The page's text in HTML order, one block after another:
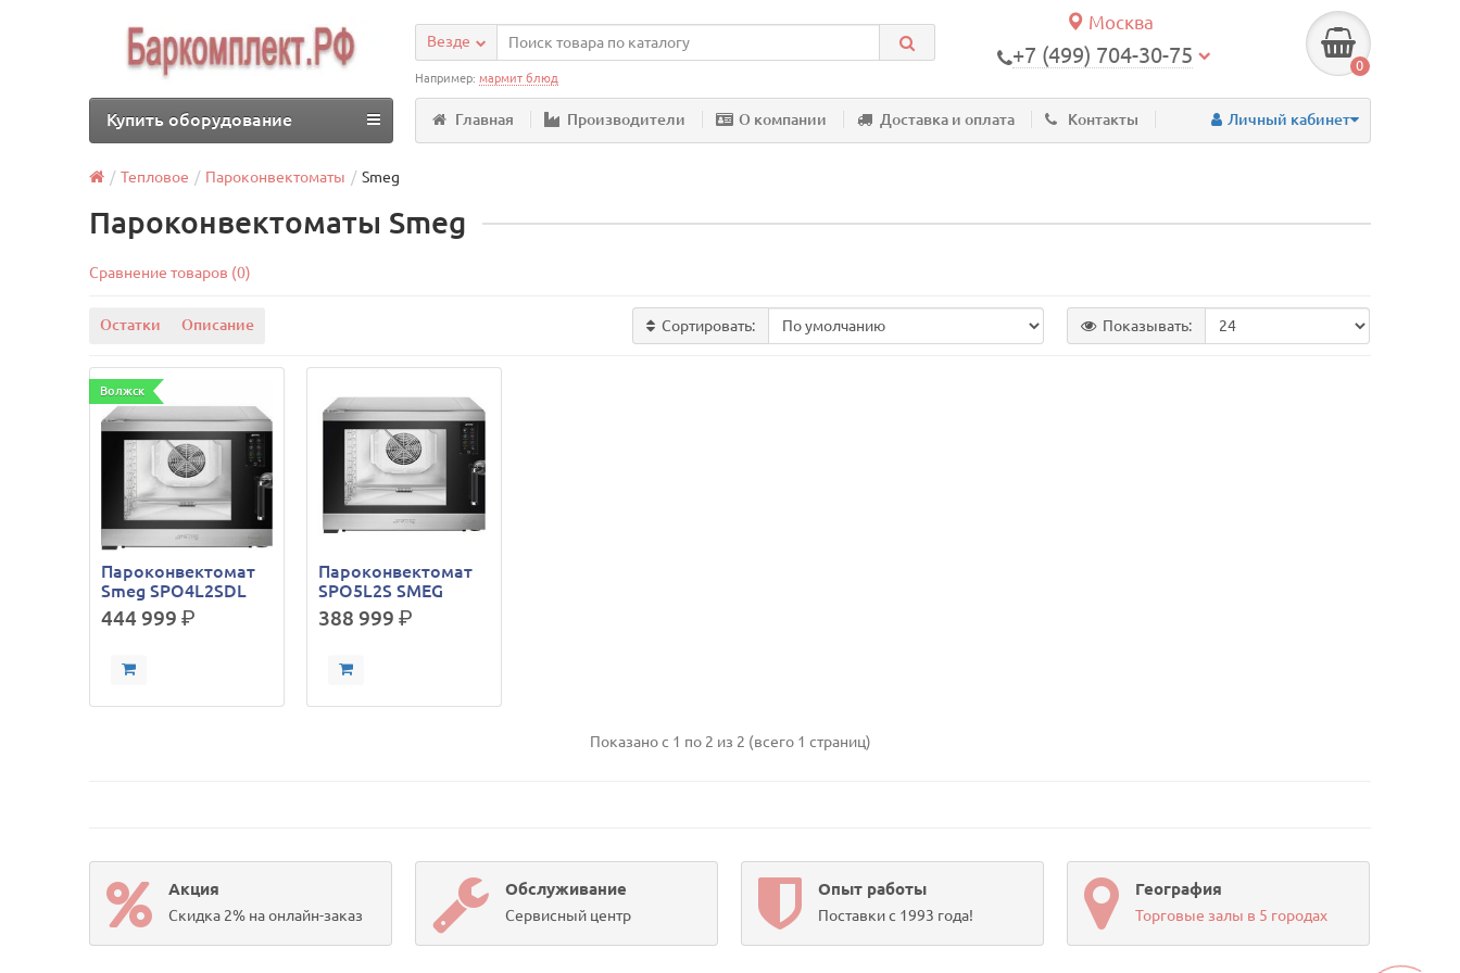
Москва
+7 (499) 704-30-75 0
Везде
Например:мармит блюд
Главная Производители О компании Доставка и оплата Контакты Личный кабинет
Купить оборудование
Тепловое Пароконвектоматы Smeg
Пароконвектоматы Smeg
Сравнение товаров (0)
Остатки Описание Сортировать: Показывать:
Волжск
Пароконвектомат
Smeg SPO4L2SDL
444 999р.
Пароконвектомат
SPO5L2S SMEG
388 999р.
Показано с 1 по 2 из 2 (всего 1 страниц)
Акция
Скидка 2% на онлайн-заказ
Обслуживание
Сервисный центр
Опыт работы
Поставки с 1993 года!
География
Торговые залы в 5 городах